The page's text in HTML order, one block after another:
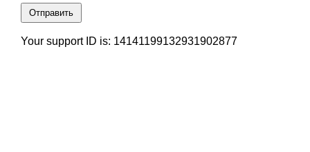
Отправить
Your support ID is: 14141199132931902877